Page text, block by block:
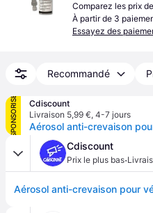
Comparez les prix de
À partir de 3
Essayez des
Recommandé
SPONSORISÉ
Cdiscount
Livraison 5,99 €, 4-7 jours
Cdiscount
Prix le plus bas·